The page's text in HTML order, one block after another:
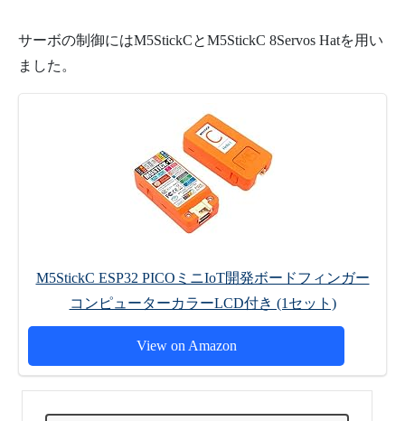
サーボの制御にはM5StickCとM5StickC 8Servos Hatを用い
ました。
M5StickC ESP32 PICOミニIoT開発ボードフィンガー
コンピューターカラーLCD付き (1セット)
View on Amazon